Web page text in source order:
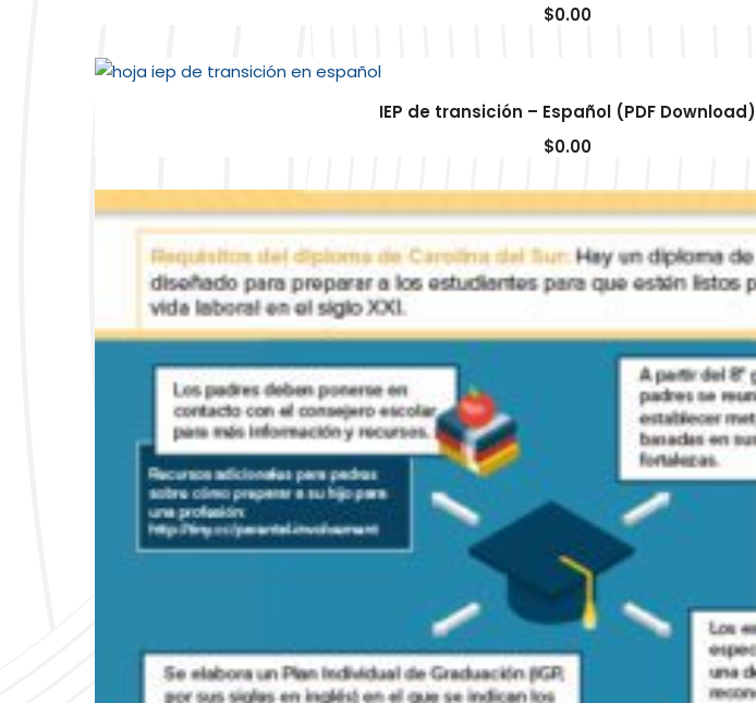
$0.00
IEP de transición – Español (PDF Download)
$0.00